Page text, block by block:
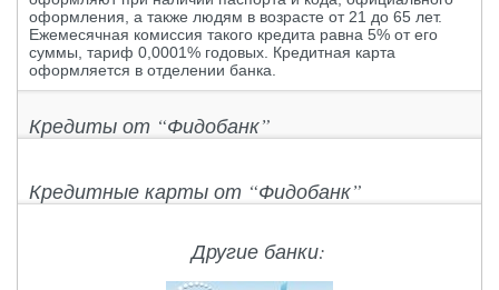
оформления, а также людям в возрасте от 21 до 65 лет.
Ежемесячная комиссия такого кредита равна 5% от его
суммы, тариф 0,0001% годовых. Кредитная карта
оформляется в отделении банка.
Кредиты от “Фидобанк”
Кредитные карты от “Фидобанк”
Другие банки: